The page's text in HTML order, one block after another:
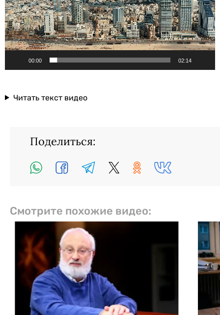
00:00 02:14
Читать текст видео
Поделиться:
Смотрите похожие видео: